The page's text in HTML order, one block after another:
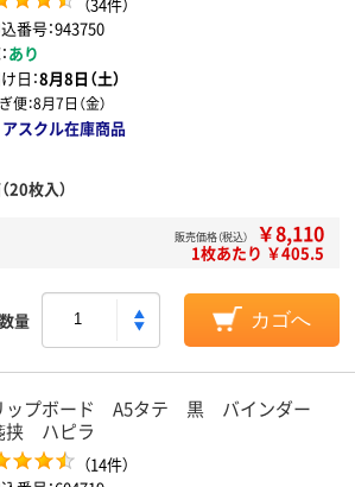
番号：943750
あり
日：8月8日（土）
便：8月7日（金）
アスクル在庫商品
20枚入）
販売価格（税込） ￥8,110
1枚あたり ￥405.5
数量 カゴへ
ップボード A5タテ 黒 バインダー
挟 ハピラ
（14件）